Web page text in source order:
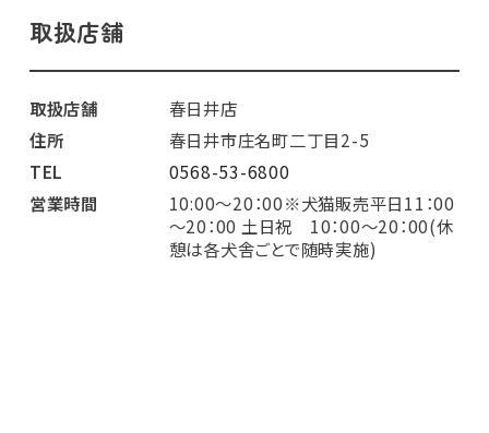
取扱店舗
取扱店舗
春日井店
住所
春日井市庄名町二丁目2-5
TEL
0568-53-6800
営業時間
10:00～20：00※犬猫販売平日11：00
～20：00 土日祝 10：00～20：00(休
憩は各犬舎ごとで随時実施)